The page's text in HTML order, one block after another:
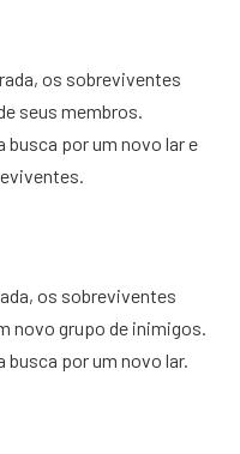
os sobreviventes
seus membros.
por um novo lar e
os sobreviventes
novo grupo de inimigos.
por um novo lar.